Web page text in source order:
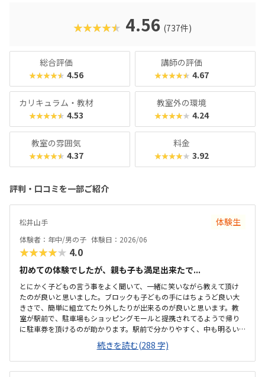
ものづくりを楽しめる「プログラボ クリエイターズ」、新聞
記者のメソッドで読解力や表現力を養う「ロジカルリーディ
オンライン英語講座「Global STEAM Program”InterEd”」
など、多彩な学びの機会を提供です。経営基盤が堅固だから
こそ、流行りすたりに惑わされない「本物」の教育が受けら
れるスクールと言えるでしょう。本格派ではあるものの、ク
ラス内は和気あいあいとした楽しい雰囲気なので、ぜひ気軽
にお近くの教室を訪れてみてくださいね。
★★★★★ 4.56 (737件)
総合評価
★★★★★ 4.56
講師の評価
★★★★★ 4.67
カリキュラム・教材
★★★★★ 4.53
教室外の環境
★★★★★ 4.24
教室の雰囲気
★★★★★ 4.37
料金
★★★★★ 3.92
評判・口コミを一部ご紹介
松井山手 体験生
体験者：年中/男の子 体験日：2026/06
★★★★★ 4.0
初めての体験でしたが、親も子も満足出来たで...
とにかく子どもの言う事をよく聞いて、一緒に笑いながら教えて頂け
たのが良いと思いました。ブロックも子どもの手にはちょうど良い大
きさで、簡単に組立てたり外したりが出来るのが良いと思います。教
室が駅前で、駐車場もショッピングモールと提携されてるようで帰り
に駐車券を頂けるのが助かります。駅前で分かりやすく、中も明るい
雰囲気で、初めてでも緊張すること無くとけ込めたので良いと思いま
した。他の教室も比較しましたが、大体同じような金額設定かな？と
思います。初期投資がかからないのが魅力です。とにかく何でも興味
津々の子なのですごが、どんどん触らせて頂けて子どもも満足出来た
続きを読む(288 字)